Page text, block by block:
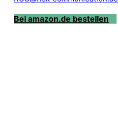
Bei amazon.de bestellen